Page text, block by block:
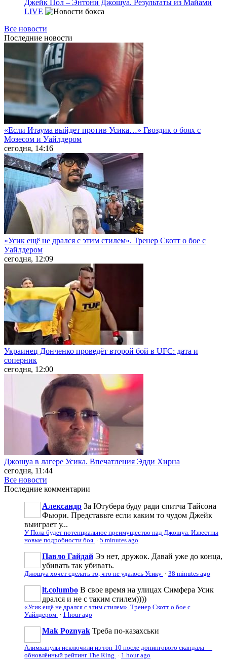
Джейк Пол – Энтони Джошуа. Результаты из Майами
LIVE
Все новости
Последние новости
«Если Итаума выйдет против Усика…» Гвоздик о боях с
Мозесом и Уайлдером
сегодня, 14:16
«Усик ещё не дрался с этим стилем». Тренер Скотт о бое с
Уайлдером
сегодня, 12:09
Украинец Донченко проведёт второй бой в UFC: дата и
соперник
сегодня, 12:00
Джошуа в лагере Усика. Впечатления Эдди Хирна
сегодня, 11:44
Все новости
Последние комментарии
Александр За Ютубера буду ради спитча Тайсона
Фьюри. Представьте если каким то чудом Джейк
выиграет у...
У Пола будет потенциальное преимущество над Джошуа. Известны
новые подробности боя · 5 minutes ago
Павло Гайдай Ээ нет, дружок. Давай уже до конца,
убивать так убивать.
Джошуа хочет сделать то, что не удалось Усику · 38 minutes ago
lt.columbo В свое время на улицах Симфера Усик
дрался и не с таким стилем))))
«Усик ещё не дрался с этим стилем». Тренер Скотт о бое с
Уайлдером · 1 hour ago
Mak Poznyak Треба по-казахськи
Алимханулы исключили из топ-10 после допингового скандала —
обновлённый рейтинг The Ring · 1 hour ago